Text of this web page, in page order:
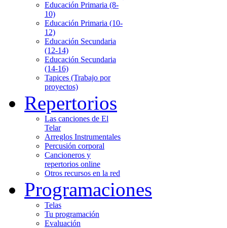
Educación Primaria (8-
10)
Educación Primaria (10-
12)
Educación Secundaria
(12-14)
Educación Secundaria
(14-16)
Tapices (Trabajo por
proyectos)
Repertorios
Las canciones de El
Telar
Arreglos Instrumentales
Percusión corporal
Cancioneros y
repertorios online
Otros recursos en la red
Programaciones
Telas
Tu programación
Evaluación